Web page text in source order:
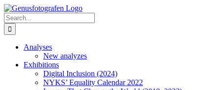
Skip
to
content
Search
for:
Analyses
New analyzes
Exhibitions
Digital Inclusion (2024)
NYKS’ Equality Calendar 2022